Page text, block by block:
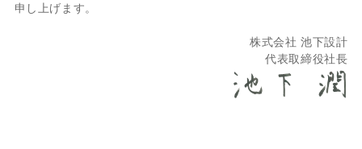
申し上げます。
株式会社 池下設計
代表取締役社長